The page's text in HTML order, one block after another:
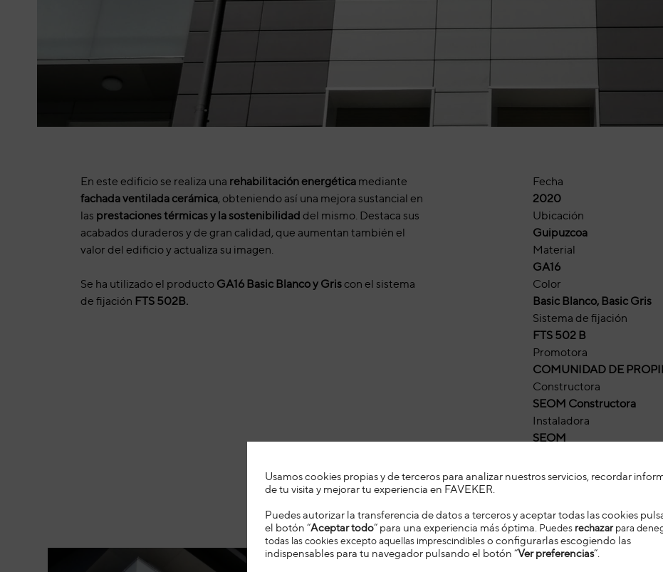
En este edificio se realiza una rehabilitación energéticamediante
fachada ventilada cerámica, obteniendo así una mejora sustancial en
las prestaciones térmicas y la sostenibilidad del mismo. Destaca sus
acabados duraderos y de gran calidad, que aumentan también el
valor del edificio y actualiza su imagen.
Se ha utilizado el producto GA16 Basic Blanco y Griscon el sistema
de fijación FTS 502B.
Fecha
2020
Ubicación
Guipuzcoa
Material
GA16
Color
Basic Blanco, Basic Gris
Sistema de fijación
FTS 502 B
Promotora
COMUNIDAD DE
Constructora
SEOM Constructora
Instaladora
SEOM
Descargar
Usamos cookies propias y de terceros para analizar nuestros servicios, recordar
de tu visita y mejorar tu experiencia en FAVEKER.
Puedes autorizar la transferencia de datos a terceros y aceptar todas las cookies
el botón “Aceptar todo” para una experiencia más óptima. Puedes rechazarpara
todas las cookies excepto aquellas imprescindibleso configurarlas escogiendo las
indispensables para tu navegador pulsando el botón “Ver preferencias”.